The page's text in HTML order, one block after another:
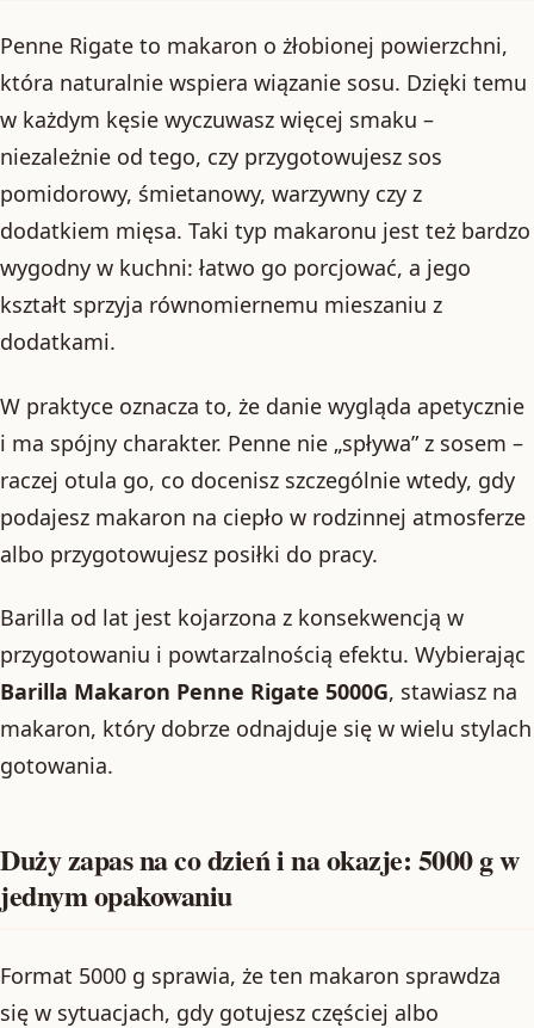
Penne Rigate to makaron o żłobionej powierzchni,
która naturalnie wspiera wiązanie sosu. Dzięki temu
w każdym kęsie wyczuwasz więcej smaku –
niezależnie od tego, czy przygotowujesz sos
pomidorowy, śmietanowy, warzywny czy z
dodatkiem mięsa. Taki typ makaronu jest też bardzo
wygodny w kuchni: łatwo go porcjować, a jego
kształt sprzyja równomiernemu mieszaniu z
dodatkami.
W praktyce oznacza to, że danie wygląda apetycznie
i ma spójny charakter. Penne nie „spływa” z sosem –
raczej otula go, co docenisz szczególnie wtedy, gdy
podajesz makaron na ciepło w rodzinnej atmosferze
albo przygotowujesz posiłki do pracy.
Barilla od lat jest kojarzona z konsekwencją w
przygotowaniu i powtarzalnością efektu. Wybierając
Barilla Makaron Penne Rigate 5000G, stawiasz na
makaron, który dobrze odnajduje się w wielu stylach
gotowania.
Duży zapas na co dzień i na okazje: 5000 g w
jednym opakowaniu
Format 5000 g sprawia, że ten makaron sprawdza
się w sytuacjach, gdy gotujesz częściej albo